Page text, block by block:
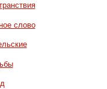
слово